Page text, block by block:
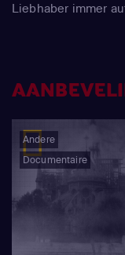
Liebhaber immer
Andere
Documentaire